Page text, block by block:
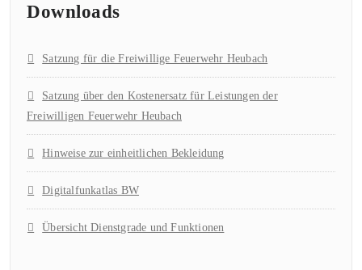
Downloads
Satzung für die Freiwillige Feuerwehr Heubach
Satzung über den Kostenersatz für Leistungen der
Freiwilligen Feuerwehr Heubach
Hinweise zur einheitlichen Bekleidung
Digitalfunkatlas BW
Übersicht Dienstgrade und Funktionen